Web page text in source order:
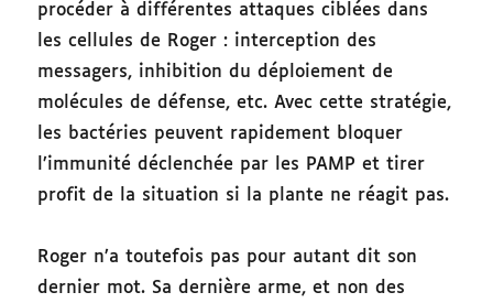
procéder à différentes attaques ciblées dans
les cellules de Roger : interception des
messagers, inhibition du déploiement de
molécules de défense, etc. Avec cette stratégie,
les bactéries peuvent rapidement bloquer
l’immunité déclenchée par les PAMP et tirer
profit de la situation si la plante ne réagit pas.
Roger n’a toutefois pas pour autant dit son
dernier mot. Sa dernière arme, et non des